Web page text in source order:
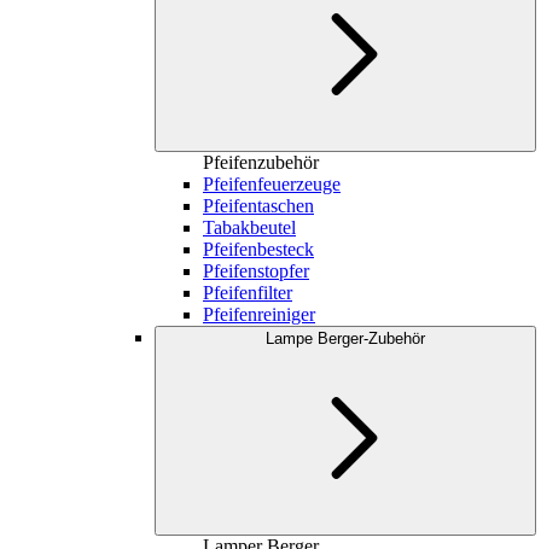
Pfeifenzubehör
Pfeifenfeuerzeuge
Pfeifentaschen
Tabakbeutel
Pfeifenbesteck
Pfeifenstopfer
Pfeifenfilter
Pfeifenreiniger
Lampe Berger-Zubehör